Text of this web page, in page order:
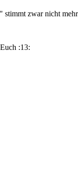
zwar nicht
:13: